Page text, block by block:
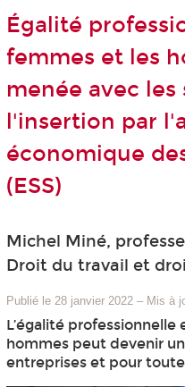
Égalité
femmes et les
menée avec
l'insertion par
économique
(ESS)
Michel Miné,
Droit du travail et
Publié le 28 janvier 2022 – Mis à
L’égalité
hommes peut devenir
entreprises et pour